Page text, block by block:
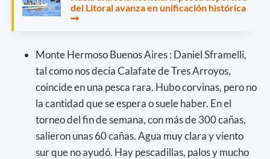
del Litoral avanza en unificación histórica
Monte Hermoso Buenos Aires : Daniel Sframelli,
tal como nos decía Calafate de Tres Arroyos,
coincide en una pesca rara. Hubo corvinas, pero no
la cantidad que se espera o suele haber. En el
torneo del fin de semana, con más de 300 cañas,
salieron unas 60 cañas. Agua muy clara y viento
sur que no ayudó. Hay pescadillas, palos y mucho